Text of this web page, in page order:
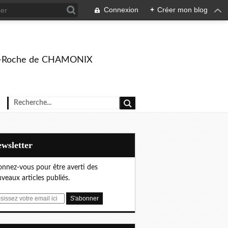
Connexion + Créer mon blog
de CHAMONIX
vous pour être averti des
articles publiés.